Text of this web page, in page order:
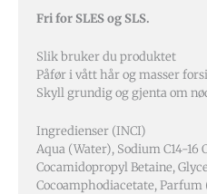
Fri for SLES og SLS.
Slik bruker du produktet
Påfør i vått hår og masser
Skyll grundig og gjenta om
Ingredienser (INCI)
Aqua (Water), Sodium C14-16
Cocamidopropyl Betaine,
Cocoamphodiacetate, Parfum